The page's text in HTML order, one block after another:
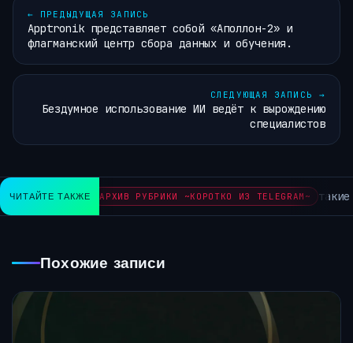
← ПРЕДЫДУЩАЯ ЗАПИСЬ
Apptronik представляет собой «Аполлон-2» и
флагманский центр сбора данных и обучения.
СЛЕДУЮЩАЯ ЗАПИСЬ →
Бездумное использование ИИ ведёт к вырождению
специалистов
ЧИТАЙТЕ ТАКЖЕ АРХИВ РУБРИКИ ~КОРОТКО ИЗ TELEGRAM~
Похожие записи